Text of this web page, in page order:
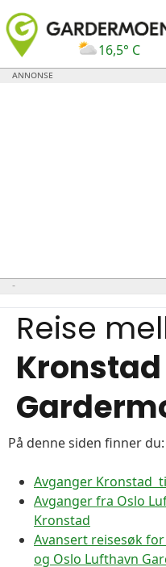
16,5° C
Reise
Kronstad
På denne siden finner du:
Avganger Kronstad
Avganger fra Oslo
Kronstad
Avansert reisesøk
og Oslo Lufthavn